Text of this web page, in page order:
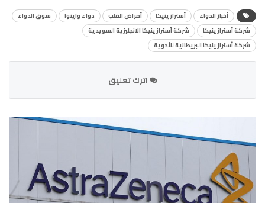
أخبار الدواء أسترازينيكا أمراض القلب دواء واينوا
سوق الدواء
شركة أسترازينيكا
شركة أسترازينيكا الانجليزية السويدية
شركة أسترازينيكا البريطانية للأدوية
اترك تعليق